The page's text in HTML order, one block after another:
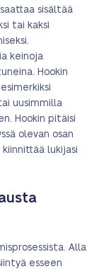
sisältää
tai kaksi
keinoja
Hookin
uusimmilla
Hookin pitäisi
olevan osan
lukijasi
Alla
esseen